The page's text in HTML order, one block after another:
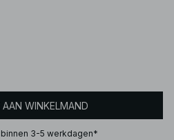
WINKELMAND
3-5 werkdagen*